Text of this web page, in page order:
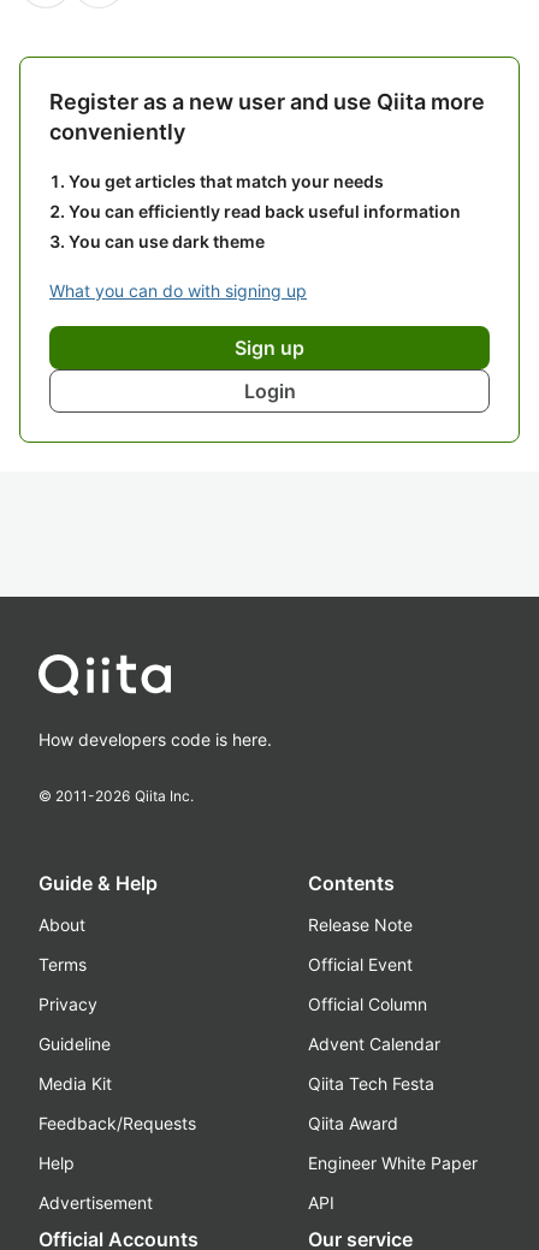
Register as a new user and use Qiita more
conveniently
You get articles that match your needs
You can efficiently read back useful information
You can use dark theme
What you can do with signing up
Sign up
Login
How developers code is here.
© 2011-2026 Qiita Inc.
Guide & Help
About
Terms
Privacy
Guideline
Media Kit
Feedback/Requests
Help
Advertisement
Contents
Release Note
Official Event
Official Column
Advent Calendar
Qiita Tech Festa
Qiita Award
Engineer White Paper
API
Official Accounts Our service